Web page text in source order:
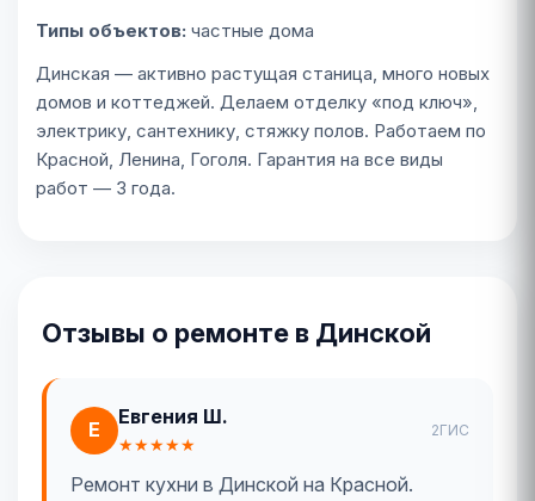
Типы объектов: частные дома
Динская — активно растущая станица, много новых
домов и коттеджей. Делаем отделку «под ключ»,
электрику, сантехнику, стяжку полов. Работаем по
Красной, Ленина, Гоголя. Гарантия на все виды
работ — 3 года.
Отзывы о ремонте в Динской
Е
Евгения Ш.
★★★★★
2ГИС
Ремонт кухни в Динской на Красной.